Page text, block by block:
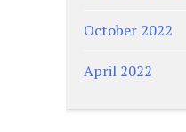
October 2022
April 2022